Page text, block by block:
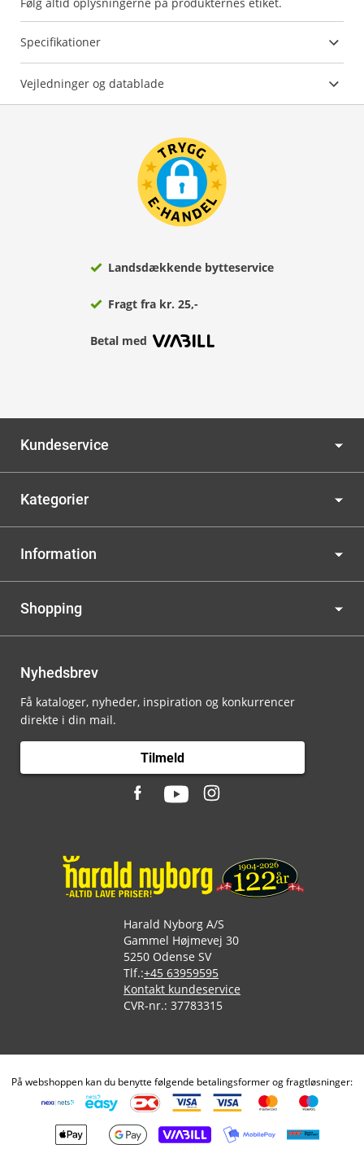
Specifikationer
Vejledninger og datablade
Landsdækkende bytteservice
Fragt fra kr. 25,-
Betal med
Kundeservice
Kategorier
Information
Shopping
Nyhedsbrev
Få kataloger, nyheder, inspiration og konkurrencer
direkte i din mail.
Tilmeld
Harald Nyborg A/S
Gammel Højmevej 30
5250 Odense SV
Tlf.:+45 63959595
Kontakt kundeservice
CVR-nr.: 37783315
På webshoppen kan du benytte følgende betalingsformer og fragtløsninger: